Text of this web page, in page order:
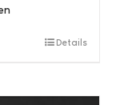
Details